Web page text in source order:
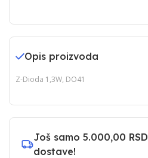
Opis proizvoda
Z-Dioda 1,3W, DO41
Još samo 5.000,00 RSD
dostave!